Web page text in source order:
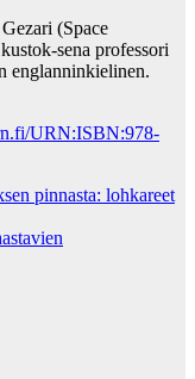
(Space
sena professori
englanninkielinen.
URN:ISBN:978-
pinnasta: lohkareet